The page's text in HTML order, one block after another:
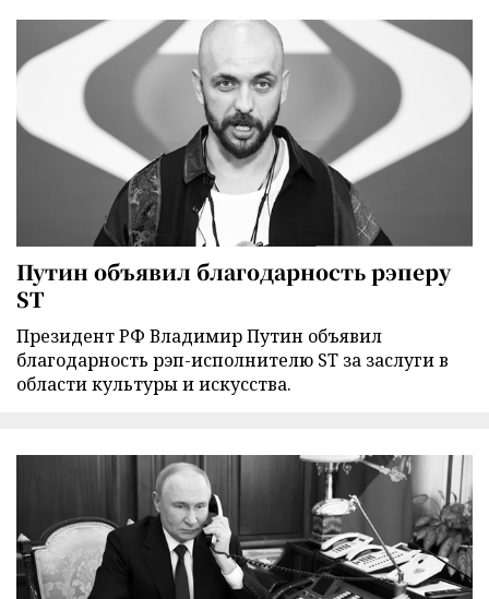
Путин объявил благодарность рэперу
ST
Президент РФ Владимир Путин объявил
благодарность рэп-исполнителю ST за заслуги в
области культуры и искусства.